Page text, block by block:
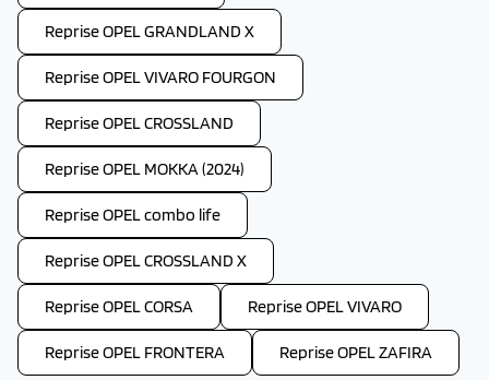
Reprise OPEL GRANDLAND X
Reprise OPEL VIVARO FOURGON
Reprise OPEL CROSSLAND
Reprise OPEL MOKKA (2024)
Reprise OPEL combo life
Reprise OPEL CROSSLAND X
Reprise OPEL CORSA Reprise OPEL VIVARO
Reprise OPEL FRONTERA Reprise OPEL ZAFIRA